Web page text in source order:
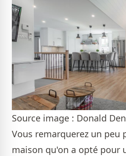
Source image : Donald
Vous remarquerez un peu
maison qu'on a opté pour